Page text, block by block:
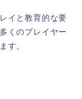
イと教育的な要
くのプレイヤー
す。